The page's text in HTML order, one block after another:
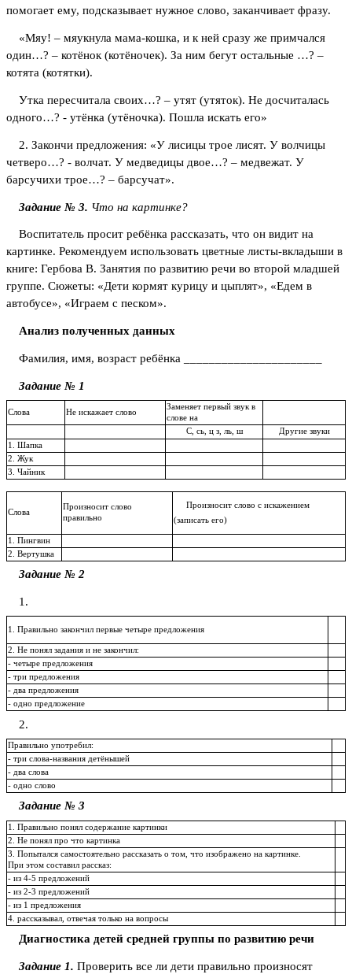
помогает ему, подсказывает нужное слово, заканчивает фразу.
«Мяу! – мяукнула мама-кошка, и к ней сразу же примчался
один…? – котёнок (котёночек). За ним бегут остальные …? –
котята (котятки).
Утка пересчитала своих…? – утят (утяток). Не досчиталась
одного…? - утёнка (утёночка). Пошла искать его»
2. Закончи предложения: «У лисицы трое лисят. У волчицы
четверо…? - волчат. У медведицы двое…? – медвежат. У
барсучихи трое…? – барсучат».
Задание № 3. Что на картинке?
Воспитатель просит ребёнка рассказать, что он видит на
картинке. Рекомендуем использовать цветные листы-вкладыши в
книге: Гербова В. Занятия по развитию речи во второй младшей
группе. Сюжеты: «Дети кормят курицу и цыплят», «Едем в
автобусе», «Играем с песком».
Анализ полученных данных
Фамилия, имя, возраст ребёнка ______________________
Задание № 1
Слова Не искажает слово
Заменяет первый звук в
слове на
С, сь, ц з, ль, ш
Другие звуки
1. Шапка
2. Жук
3. Чайник
Слова
Произносит слово
правильно
Произносит слово с искажением
(записать его)
1. Пингвин
2. Вертушка
Задание № 2
1.
1. Правильно закончил первые четыре предложения
2. Не понял задания и не закончил:
- четыре предложения
- три предложения
- два предложения
- одно предложение
2.
Правильно употребил:
- три слова-названия детёнышей
- два слова
- одно слово
Задание № 3
1. Правильно понял содержание картинки
2. Не понял про что картинка
3. Попытался самостоятельно рассказать о том, что изображено на картинке.
При этом составил рассказ:
- из 4-5 предложений
- из 2-3 предложений
- из 1 предложения
4. рассказывал, отвечая только на вопросы
Диагностика детей средней группы по развитию речи
Задание 1. Проверить все ли дети правильно произносят